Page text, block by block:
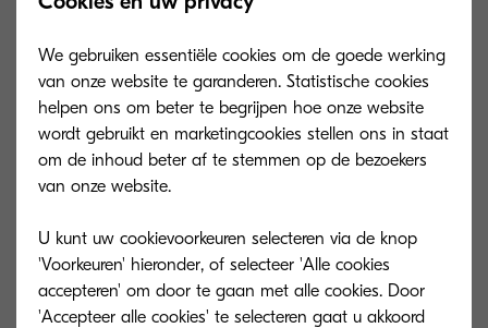
Algemeen type
A3 monochrome printer
Motorsnelheid
Tot 40/22 A4 / A3-pagina’s per minuut
We gebruiken essentiële cookies om de goede werking
van onze website te garanderen. Statistische cookies
helpen ons om beter te begrijpen hoe onze website
wordt gebruikt en marketingcookies stellen ons in staat
om de inhoud beter af te stemmen op de bezoekers
van onze website.
U kunt uw cookievoorkeuren selecteren via de knop
'Voorkeuren' hieronder, of selecteer 'Alle cookies
accepteren' om door te gaan met alle cookies. Door
'Accepteer alle cookies' te selecteren gaat u akkoord